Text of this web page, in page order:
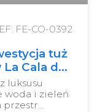
FE-CO-0392
tuż
Cala de
luksusu
woda i zieleń
przestr…